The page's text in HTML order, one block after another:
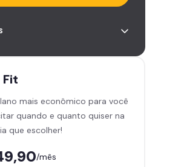
ilimitado a +2.000
5 amigos por mês para
de massagem
App (Audiobook)*
de musculação e aeróbicos
Fit App
Fit
mais econômico para você
quando e quanto quiser na
que escolher!
/mês